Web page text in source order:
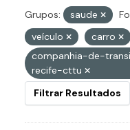
Grupos: saude
veículo
carro
companhia-de-
recife-cttu
Filtrar Resultados